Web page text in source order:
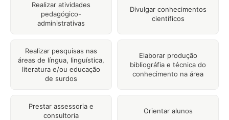
Realizar atividades
pedagógico-
administrativas
Divulgar conhecimentos
científicos
Realizar pesquisas nas
áreas de língua, linguística,
literatura e/ou educação
de surdos
Elaborar produção
bibliográfia e técnica do
conhecimento na área
Prestar assessoria e
consultoria
Orientar alunos